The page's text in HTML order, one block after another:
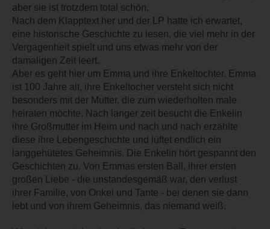
aber sie ist trotzdem total schön.
Nach dem Klapptext her und der LP hatte ich erwartet,
eine historische Geschichte zu lesen, die viel mehr in der
Vergagenheit spielt und uns etwas mehr von der
damaligen Zeit leert.
Aber es geht hier um Emma und ihre Enkeltochter. Emma
ist 100 Jahre alt, ihre Enkeltocher versteht sich nicht
besonders mit der Mutter, die zum wiederholten male
heiraten möchte. Nach langer zeit besucht die Enkelin
ihre Großmutter im Heim und nach und nach erzählte
diese ihre Lebengeschichte und lüftet endlich ein
langgehütetes Geheimnis. Die Enkelin hört gespannt den
Geschichten zu. Von Emmas ersten Ball, ihrer ersten
großen Liebe - die unstandesgemäß war, den verlust
ihrer Familie, von Onkel und Tante - bei denen sie dann
lebt und von ihrem Geheimnis, das niemand weiß.